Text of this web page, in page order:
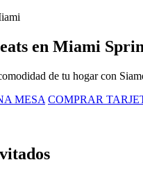
en Miami
de tu hogar con
MESA COMPRAR